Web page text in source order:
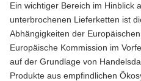
Ein wichtiger Bereich im Hinblick
unterbrochenen Lieferketten ist
Abhängigkeiten der
Europäische Kommission im
auf der Grundlage von
Produkte aus empfindlichen